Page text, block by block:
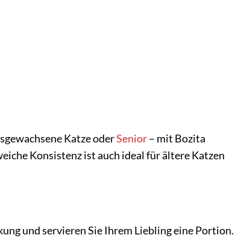
Katze oderSenior– mit Bozita
Konsistenz ist auch ideal für ältere Katzen
und servieren Sie Ihrem Liebling eine Portion.